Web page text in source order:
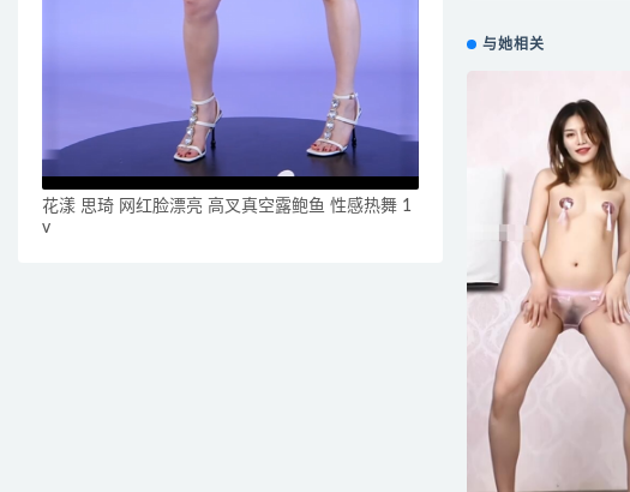
与她相关
花漾 思琦 网红脸漂亮 高叉真空露鲍鱼 性感热舞 1
v